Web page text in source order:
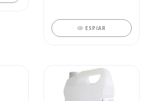
ESPIAR